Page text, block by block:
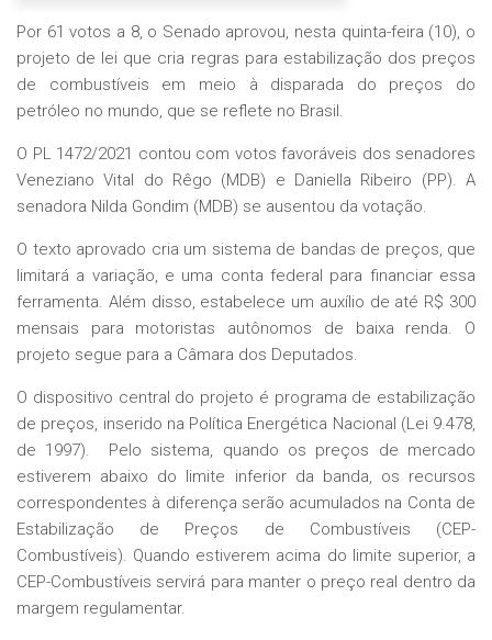
Por 61 votos a 8, o Senado aprovou, nesta quinta-feira (10), o
projeto de lei que cria regras para estabilização dos preços
de combustíveis em meio à disparada do preços do
petróleo no mundo, que se reflete no Brasil.
O PL 1472/2021 contou com votos favoráveis dos senadores
Veneziano Vital do Rêgo (MDB) e Daniella Ribeiro (PP). A
senadora Nilda Gondim (MDB) se ausentou da votação.
O texto aprovado cria um sistema de bandas de preços, que
limitará a variação, e uma conta federal para financiar essa
ferramenta. Além disso, estabelece um auxílio de até R$ 300
mensais para motoristas autônomos de baixa renda. O
projeto segue para a Câmara dos Deputados.
O dispositivo central do projeto é programa de estabilização
de preços, inserido na Política Energética Nacional (Lei 9.478,
de 1997). Pelo sistema, quando os preços de mercado
estiverem abaixo do limite inferior da banda, os recursos
correspondentes à diferença serão acumulados na Conta de
Estabilização de Preços de Combustíveis (CEP-
Combustíveis). Quando estiverem acima do limite superior, a
CEP-Combustíveis servirá para manter o preço real dentro da
margem regulamentar.